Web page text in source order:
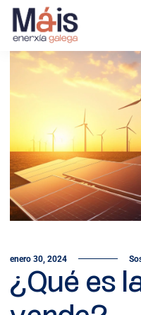
enero 30, 2024
¿Qué es